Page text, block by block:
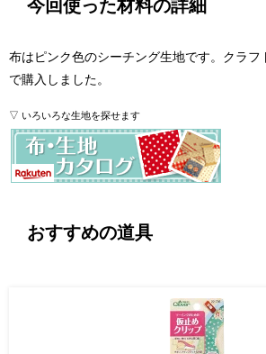
今回使った材料の詳細
布はピンク色のシーチング生地です。クラフ
で購入しました。
▽ いろいろな生地を探せます
おすすめの道具